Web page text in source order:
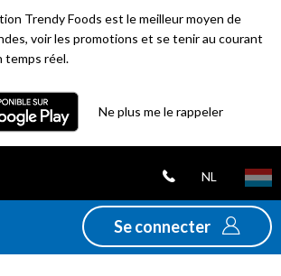
Trendy Foods est le meilleur moyen de
voir les promotions et se tenir au courant
temps réel.
Ne plus me le rappeler
NL
Se connecter